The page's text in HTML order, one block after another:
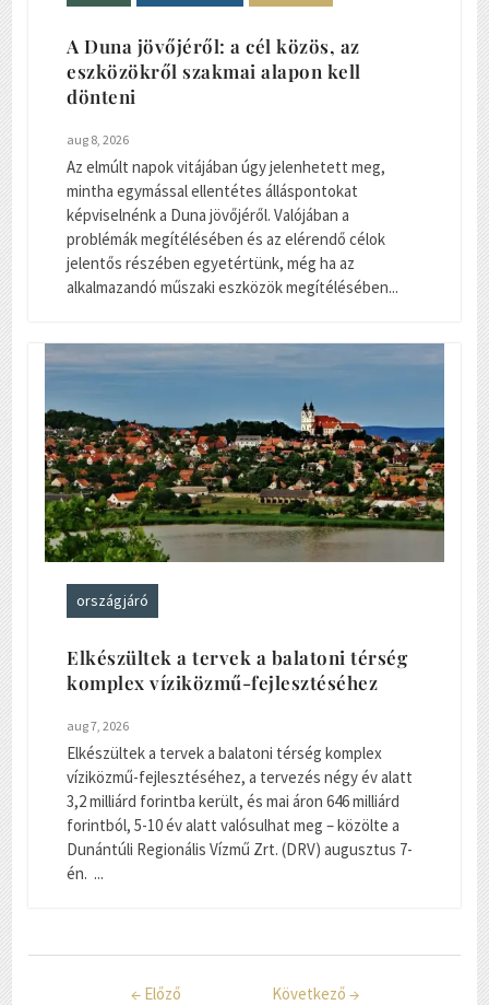
A Duna jövőjéről: a cél közös, az
eszközökről szakmai alapon kell
dönteni
aug 8, 2026
Az elmúlt napok vitájában úgy jelenhetett meg,
mintha egymással ellentétes álláspontokat
képviselnénk a Duna jövőjéről. Valójában a
problémák megítélésében és az elérendő célok
jelentős részében egyetértünk, még ha az
alkalmazandó műszaki eszközök megítélésében...
országjáró
Elkészültek a tervek a balatoni térség
komplex víziközmű-fejlesztéséhez
aug 7, 2026
Elkészültek a tervek a balatoni térség komplex
víziközmű-fejlesztéséhez, a tervezés négy év alatt
3,2 milliárd forintba került, és mai áron 646 milliárd
forintból, 5-10 év alatt valósulhat meg – közölte a
Dunántúli Regionális Vízmű Zrt. (DRV) augusztus 7-
én. ...
← Előző Következő →